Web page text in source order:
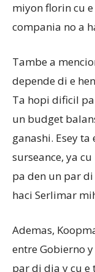
miyon florin cu
compania no a
Tambe a
depende di e
Ta hopi dificil
un budget
ganashi. Esey
surseance, ya
pa den un par
haci Serlimar
Ademas,
entre Gobierno
par di dia y cu e